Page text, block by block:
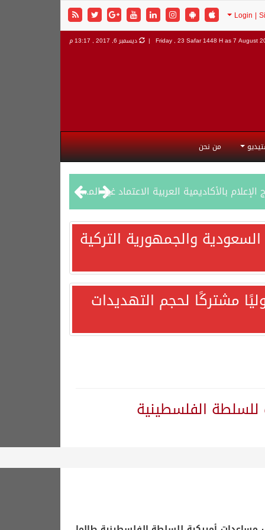
Friday , 23 Safar 1448 H as7 August ديسمبر 6, 2017 , 13:17 م
من نحن
التركية وجمهورية باكستان الإسلامية.
والجمهورية التركية
مشتركًا لحجم التهديدات
الفلسطينية